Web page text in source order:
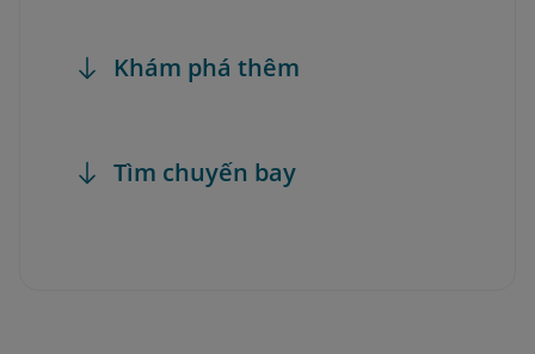
Khám phá thêm
Tìm chuyến bay